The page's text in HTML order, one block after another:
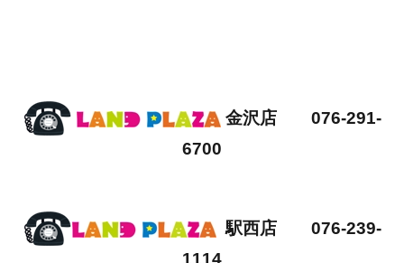
金沢店 076-291-
6700
駅西店 076-239-
1114